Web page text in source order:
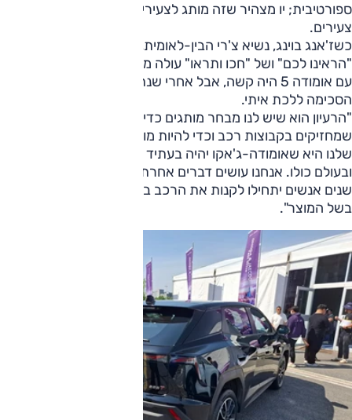
ספורטיבית; יו מצהיר שזה מותג לצעירים שמתוכנן על-ידי
צעירים.
כשז'אנג בוינג, נשיא צ'רי הבין-לאומית, עולה לבימה אווירת
"הראינו לכם" ושל "חכו ותראו" עולה מדרגה: "כאשר התחלנו
עם אומודה 5 היה קשה, אבל אחרי שנתיים של לחץ החברה
הסכימה ללכת איתי.
"הרעיון הוא שיש לנו מבחר מותגים כדי להתאים לאותם סוכנים
שמחזיקים בקבוצות רכב וכדי להיות מוכנים לכל אופנה. השאיפה
שלנו היא שאומודה-ג'אקו יהיה בעתיד מותג מספר אחד בסין
ובעולם כולו. אנחנו עושים דברים אחרת, ואני מקווה שתוך שלוש
שנים אנשים יתחילו לקנות את הרכב בגלל שם המותג ולא דווקא
בשל המוצר".